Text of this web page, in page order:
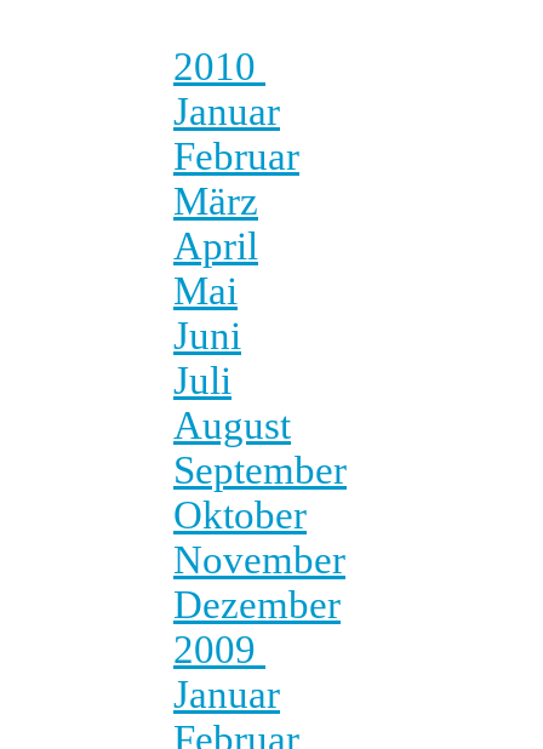
2010
Januar
Februar
März
April
Mai
Juni
Juli
August
September
Oktober
November
Dezember
2009
Januar
Februar